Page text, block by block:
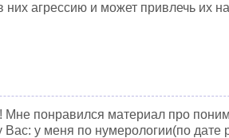
них агрессию и может привлечь их
Мне понравился материал про
Вас: у меня по нумерологии(по